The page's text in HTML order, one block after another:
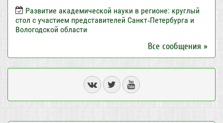
Развитие академической науки в регионе: круглый
стол с участием представителей Санкт‑Петербурга и
Вологодской области
Все сообщения »